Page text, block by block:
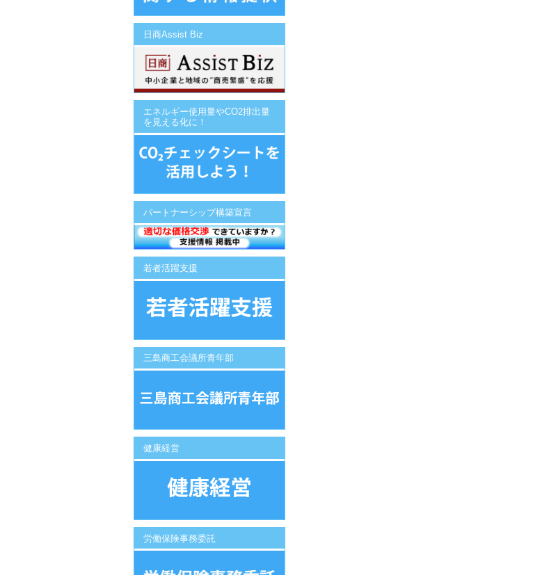
日商Assist Biz
エネルギー使用量やCO2排出量
を見える化に！
パートナーシップ構築宣言
若者活躍支援
三島商工会議所青年部
健康経営
労働保険事務委託